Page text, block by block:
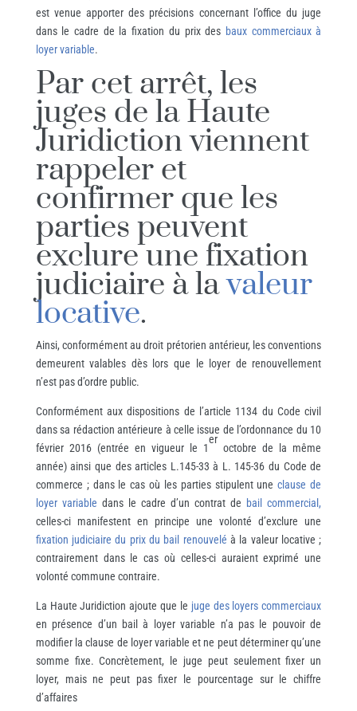
est venue apporter des précisions concernant l’office du juge
dans le cadre de la fixation du prix des baux commerciaux à
loyer variable.
Par cet arrêt, les
juges de la Haute
Juridiction viennent
rappeler et
confirmer que les
parties peuvent
exclure une fixation
judiciaire à lavaleur
locative.
Ainsi, conformément au droit prétorien antérieur, les conventions
demeurent valables dès lors que le loyer de renouvellement
n’est pas d’ordre public.
Conformément aux dispositions de l’article 1134 du Code civil
dans sa rédaction antérieure à celle issue de l’ordonnance du 10
février 2016 (entrée en vigueur le 1
er
octobre de la même
année) ainsi que des articles L.145-33 à L. 145-36 du Code de
commerce ; dans le cas où les parties stipulent uneclause de
loyer variable dans le cadre d’un contrat de bail commercial,
celles-ci manifestent en principe une volonté d’exclure une
fixation judiciaire du prix du bail renouvelé à la valeur locative ;
contrairement dans le cas où celles-ci auraient exprimé une
volonté commune contraire.
La Haute Juridiction ajoute que le juge des loyers commerciaux
en présence d’un bail à loyer variable n’a pas le pouvoir de
modifier la clause de loyer variable et ne peut déterminer qu’une
somme fixe. Concrètement, le juge peut seulement fixer un
loyer, mais ne peut pas fixer le pourcentage sur le chiffre
d’affaires